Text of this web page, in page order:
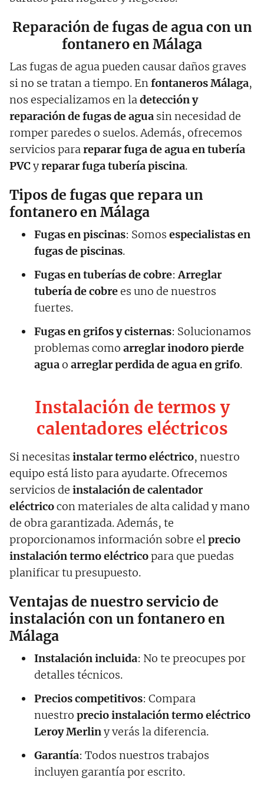
Reparación de fugas de agua con un
fontanero en Málaga
Las fugas de agua pueden causar daños graves
si no se tratan a tiempo. Enfontaneros Málaga,
nos especializamos en ladetección y
reparación de fugas de agua sin necesidad de
romper paredes o suelos. Además, ofrecemos
servicios parareparar fuga de agua en tubería
PVCyreparar fuga tubería piscina.
Tipos de fugas que repara un
fontanero en Málaga
Fugas en piscinas: Somos especialistas en
fugas de piscinas.
Fugas en tuberías de cobre:Arreglar
tubería de cobrees uno de nuestros
fuertes.
Fugas en grifos y cisternas: Solucionamos
problemas como arreglar inodoro pierde
aguao arreglar perdida de agua en grifo.
Instalación de termos y
calentadores eléctricos
Si necesitas instalar termo eléctrico, nuestro
equipo está listo para ayudarte. Ofrecemos
servicios de instalación de calentador
eléctricocon materiales de alta calidad y mano
de obra garantizada. Además, te
proporcionamos información sobre elprecio
instalación termo eléctricopara que puedas
planificar tu presupuesto.
Ventajas de nuestro servicio de
instalación con un fontanero en
Málaga
Instalación incluida: No te preocupes por
detalles técnicos.
Precios competitivos: Compara
nuestro precio instalación termo eléctrico
Leroy Merliny verás la diferencia.
Garantía: Todos nuestros trabajos
incluyen garantía por escrito.